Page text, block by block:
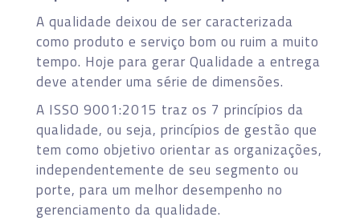
A qualidade deixou de ser caracterizada
como produto e serviço bom ou ruim a muito
tempo. Hoje para gerar Qualidade a entrega
deve atender uma série de dimensões.
A ISSO 9001:2015 traz os 7 princípios da
qualidade, ou seja, princípios de gestão que
tem como objetivo orientar as organizações,
independentemente de seu segmento ou
porte, para um melhor desempenho no
gerenciamento da qualidade.